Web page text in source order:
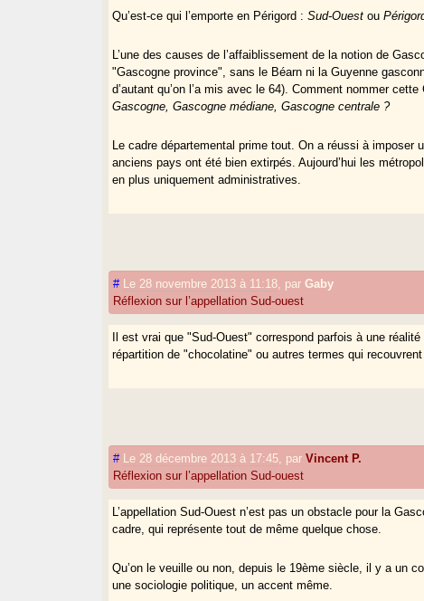
Qu’est-ce qui l’emporte en Périgord :Sud-Ouest ou
L’une des causes de l’affaiblissement de la notion de
"Gascogne province", sans le Béarn ni la Guyenne
d’autant qu’on l’a mis avec le 64). Comment nommer
Gascogne, Gascogne médiane, Gascogne centrale ?
Le cadre départemental prime tout. On a réussi à
anciens pays ont été bien extirpés. Aujourd’hui les
en plus uniquement administratives.
# Le 28 novembre 2013 à 11:18 parGaby
Réflexion sur l’appellation Sud-ouest
Il est vrai que "Sud-Ouest" correspond parfois à une
répartition de "chocolatine" ou autres termes qui
# Le 28 décembre 2013 à 17:45 parVincent P.
Réflexion sur l’appellation Sud-ouest
L’appellation Sud-Ouest n’est pas un obstacle pour la
cadre, qui représente tout de même quelque chose.
Qu’on le veuille ou non, depuis le 19ème siècle, il y a un
une sociologie politique, un accent même.